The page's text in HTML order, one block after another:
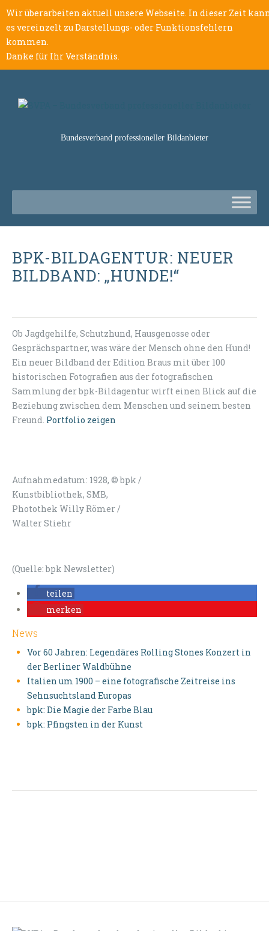
Wir überarbeiten aktuell unsere Webseite. In dieser Zeit
es vereinzelt zu Darstellungs- oder Funktionsfehlern
kommen.
Danke für Ihr Verständnis.
Bundesverband professioneller Bildanbieter
BPK-BILDAGENTUR: NEUER
BILDBAND: „HUNDE!“
Ob Jagdgehilfe, Schutzhund, Hausgenosse oder
Gesprächspartner, was wäre der Mensch ohne den Hund!
Ein neuer Bildband der Edition Braus mit über 100
historischen Fotografien aus der fotografischen
Sammlung der bpk-Bildagentur wirft einen Blick auf die
Beziehung zwischen dem Menschen und seinem besten
Freund. Portfolio zeigen
Aufnahmedatum: 1928, © bpk /
Kunstbibliothek, SMB,
Photothek Willy Römer /
Walter Stiehr
(Quelle: bpk Newsletter)
teilen
merken
News
Vor 60 Jahren: Legendäres Rolling Stones Konzert in
der Berliner Waldbühne
Italien um 1900 – eine fotografische Zeitreise ins
Sehnsuchtsland Europas
bpk: Die Magie der Farbe Blau
bpk: Pfingsten in der Kunst